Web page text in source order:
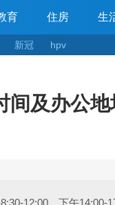
育 住房 生
新冠 hpv
间及办公地
12:00，下午14:00-